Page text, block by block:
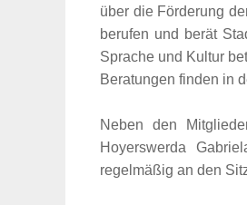
über die Förderung
berufen und berät
Sprache und Kultur
Beratungen finden in
Neben den
Hoyerswerda
regelmäßig an den